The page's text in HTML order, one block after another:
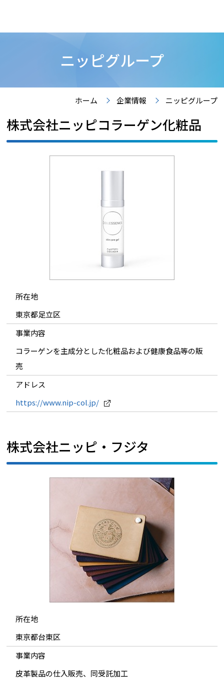
ニッピグループ
ホーム 企業情報 ニッピグループ
株式会社ニッピコラーゲン化粧品
所在地
東京都足立区
事業内容
コラーゲンを主成分とした化粧品および健康食品等の販
売
アドレス
https://www.nip-col.jp/
株式会社ニッピ・フジタ
所在地
東京都台東区
事業内容
皮革製品の仕入販売、同受託加工